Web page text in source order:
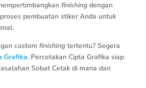
finishingdengan
pembuatan stiker Anda untuk
custom finishingtertentu? Segera
Grafika. Percetakan Cipta Grafika siap
Sobat Cetak di mana dan